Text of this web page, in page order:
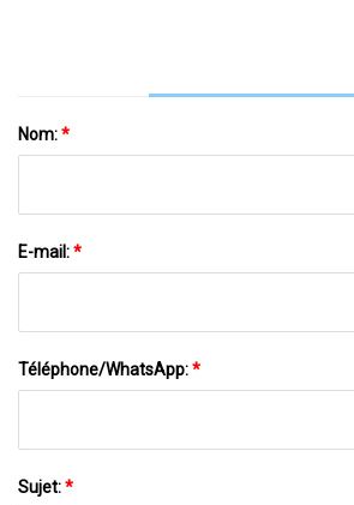
Nom:*
E-mail:*
Téléphone/WhatsApp:*
Sujet:*